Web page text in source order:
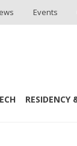
Events
RESIDENCY